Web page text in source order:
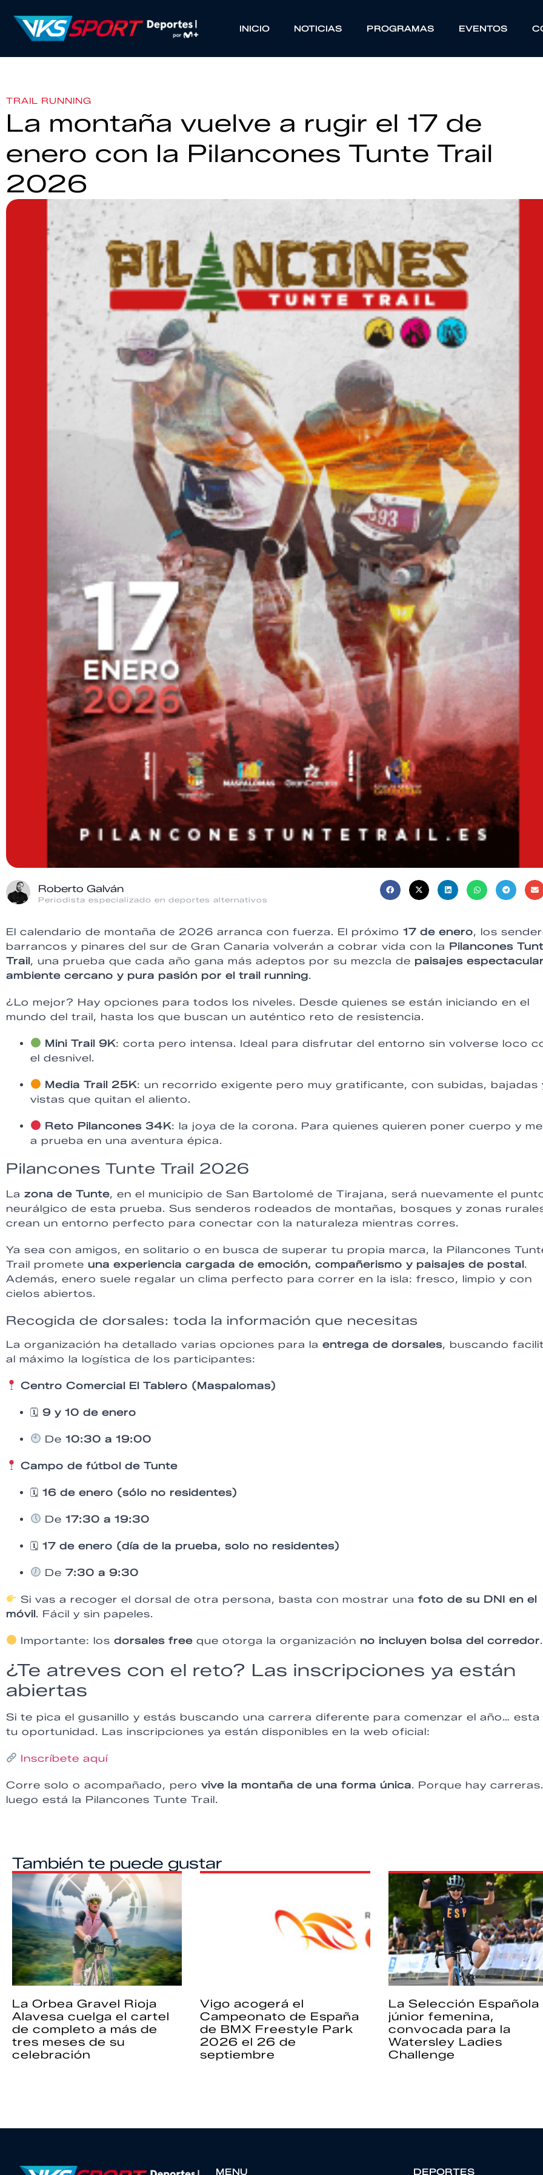
INICIO NOTICIAS PROGRAMAS EVENTOS
TRAIL RUNNING
La montaña vuelve a rugir el 17 de
enero con la Pilancones Tunte Trail
2026
Roberto Galván
Periodista especializado en deportes alternativos
El calendario de montaña de 2026 arranca con fuerza. El próximo 17 de enero, los
barrancos y pinares del sur de Gran Canaria volverán a cobrar vida con la Pilancones
Trail, una prueba que cada año gana más adeptos por su mezcla de paisajes
ambiente cercano y pura pasión por el trail running.
¿Lo mejor? Hay opciones para todos los niveles. Desde quienes se están iniciando en el
mundo del trail, hasta los que buscan un auténtico reto de resistencia.
Mini Trail 9K: corta pero intensa. Ideal para disfrutar del entorno sin volverse loco
el desnivel.
Media Trail 25K: un recorrido exigente pero muy gratificante, con subidas, bajadas
vistas que quitan el aliento.
Reto Pilancones 34K: la joya de la corona. Para quienes quieren poner cuerpo y
a prueba en una aventura épica.
Pilancones Tunte Trail 2026
La zona de Tunte, en el municipio de San Bartolomé de Tirajana, será nuevamente el
neurálgico de esta prueba. Sus senderos rodeados de montañas, bosques y zonas
crean un entorno perfecto para conectar con la naturaleza mientras corres.
Ya sea con amigos, en solitario o en busca de superar tu propia marca, la Pilancones
Trail promete una experiencia cargada de emoción, compañerismo y paisajes de postal.
Además, enero suele regalar un clima perfecto para correr en la isla: fresco, limpio y con
cielos abiertos.
Recogida de dorsales: toda la información que necesitas
La organización ha detallado varias opciones para la entrega de dorsales, buscando
al máximo la logística de los participantes:
Centro Comercial El Tablero (Maspalomas)
🗓 9 y 10 de enero
De10:30 a 19:00
Campo de fútbol de Tunte
🗓 16 de enero (sólo no residentes)
De17:30 a 19:30
🗓 17 de enero (día de la prueba, solo no residentes)
De7:30 a 9:30
Si vas a recoger el dorsal de otra persona, basta con mostrar unafoto de su DNI en el
móvil. Fácil y sin papeles.
Importante: losdorsales free que otorga la organización no incluyen bolsa del corredor.
¿Te atreves con el reto? Las inscripciones ya están
abiertas
Si te pica el gusanillo y estás buscando una carrera diferente para comenzar el año… esta
tu oportunidad. Las inscripciones ya están disponibles en la web oficial:
Inscríbete aquí
Corre solo o acompañado, pero vive la montaña de una forma única. Porque hay
luego está la Pilancones Tunte Trail.
También te puede gustar
La Orbea Gravel Rioja
Alavesa cuelga el cartel
de completo a más de
tres meses de su
celebración
Vigo acogerá el
Campeonato de España
de BMX Freestyle Park
2026 el 26 de
septiembre
La Selección Española
júnior femenina,
convocada para la
Watersley Ladies
Challenge
MENU DEPORTES